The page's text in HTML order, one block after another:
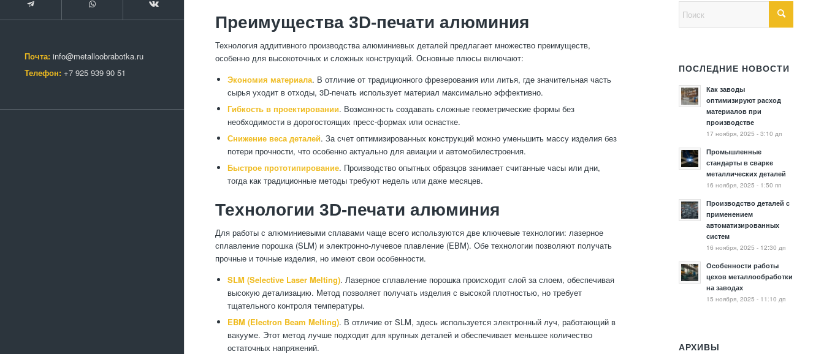
Почта: info@metalloobrabotka.ru
Телефон: +7 925 939 90 51
Преимущества 3D-печати алюминия
Технология аддитивного производства алюминиевых деталей предлагает множество преимуществ,
особенно для высокоточных и сложных конструкций. Основные плюсы включают:
Экономия материала. В отличие от традиционного фрезерования или литья, где значительная часть
сырья уходит в отходы, 3D-печать использует материал максимально эффективно.
Гибкость в проектировании. Возможность создавать сложные геометрические формы без
необходимости в дорогостоящих пресс-формах или оснастке.
Снижение веса деталей. За счет оптимизированных конструкций можно уменьшить массу изделия без
потери прочности, что особенно актуально для авиации и автомобилестроения.
Быстрое прототипирование. Производство опытных образцов занимает считанные часы или дни,
тогда как традиционные методы требуют недель или даже месяцев.
Технологии 3D-печати алюминия
Для работы с алюминиевыми сплавами чаще всего используются две ключевые технологии: лазерное
сплавление порошка (SLM) и электронно-лучевое плавление (EBM). Обе технологии позволяют получать
прочные и точные изделия, но имеют свои особенности.
SLM (Selective Laser Melting). Лазерное сплавление порошка происходит слой за слоем, обеспечивая
высокую детализацию. Метод позволяет получать изделия с высокой плотностью, но требует
тщательного контроля температуры.
EBM (Electron Beam Melting). В отличие от SLM, здесь используется электронный луч, работающий в
вакууме. Этот метод лучше подходит для крупных деталей и обеспечивает меньшее количество
остаточных напряжений.
ПОСЛЕДНИЕ НОВОСТИ
Как заводы
оптимизируют расход
материалов при
производстве
17 ноября, 2025 - 3:10 дп
Промышленные
стандарты в сварке
металлических деталей
16 ноября, 2025 - 1:50 пп
Производство деталей с
применением
автоматизированных
систем
16 ноября, 2025 - 12:30 дп
Особенности работы
цехов металлообработки
на заводах
15 ноября, 2025 - 11:10 дп
АРХИВЫ